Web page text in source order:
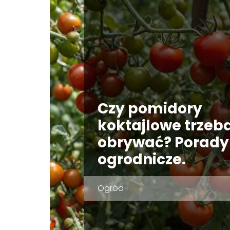
Czy pomidory
koktajlowe
obrywać? Porady
ogrodnicze.
Ogród